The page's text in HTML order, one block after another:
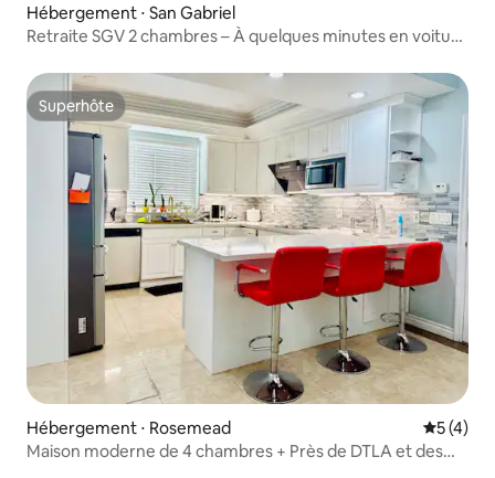
Hébergement ⋅ San Gabriel
Retraite SGV 2 chambres – À quelques minutes en voiture
Superhôte
Superhôte
Hébergement ⋅ Rosemead
5 (4)
Maison moderne de 4 chambres + Près de DTLA et des